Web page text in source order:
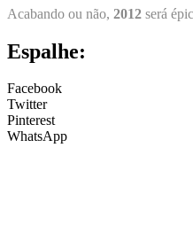
Acabando ou não, 2012 será
Espalhe:
Facebook
Twitter
Pinterest
WhatsApp